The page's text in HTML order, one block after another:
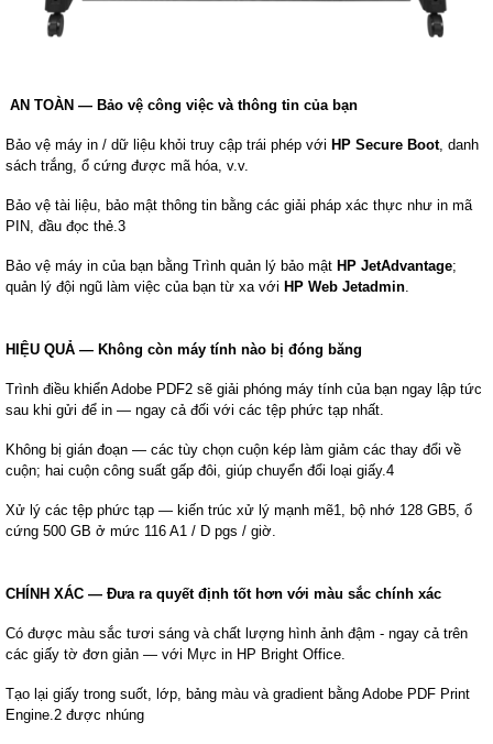
AN TOÀN — Bảo vệ công việc và thông tin của bạn
Bảo vệ máy in / dữ liệu khỏi truy cập trái phép với HP Secure Boot, danh
sách trắng, ổ cứng được mã hóa, v.v.
Bảo vệ tài liệu, bảo mật thông tin bằng các giải pháp xác thực như in mã
PIN, đầu đọc thẻ.3
Bảo vệ máy in của bạn bằng Trình quản lý bảo mật HP JetAdvantage;
quản lý đội ngũ làm việc của bạn từ xa với HP Web Jetadmin
HIỆU QUẢ — Không còn máy tính nào bị đóng băng
Trình điều khiển Adobe PDF2 sẽ giải phóng máy tính của bạn ngay lập tức
sau khi gửi để in — ngay cả đối với các tệp phức tạp nhất.
Không bị gián đoạn — các tùy chọn cuộn kép làm giảm các thay đổi về
cuộn; hai cuộn công suất gấp đôi, giúp chuyển đổi loại giấy.4
Xử lý các tệp phức tạp — kiến trúc xử lý mạnh mẽ1, bộ nhớ 128 GB5, ổ
cứng 500 GB ở mức 116 A1 / D pgs / giờ.
CHÍNH XÁC — Đưa ra quyết định tốt hơn với màu sắc chính xác
Có được màu sắc tươi sáng và chất lượng hình ảnh đậm - ngay cả trên
các giấy tờ đơn giản — với Mực in HP Bright Office.
Tạo lại giấy trong suốt, lớp, bảng màu và gradient bằng Adobe PDF Print
Engine.2 được nhúng